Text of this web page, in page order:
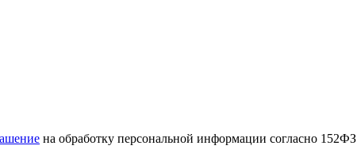
на обработку персональной информации согласно 152ФЗ